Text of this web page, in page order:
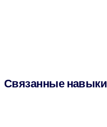
Связанные навыки